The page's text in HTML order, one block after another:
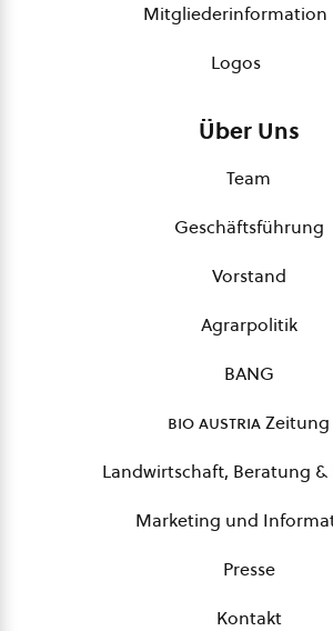
Mitgliederinformation
Logos
Über Uns
Team
Geschäftsführung
Vorstand
Agrarpolitik
BANG
bio austriaZeitung
Landwirtschaft, Beratung
Marketing und
Presse
Kontakt